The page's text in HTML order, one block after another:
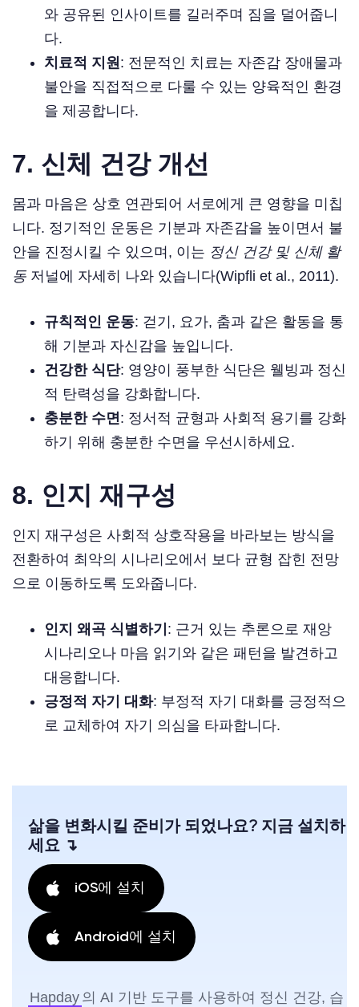
와 공유된 인사이트를 길러주며 짐을 덜어줍니
다.
치료적 지원 : 전문적인 치료는 자존감 장애물과
불안을 직접적으로 다룰 수 있는 양육적인 환경
을 제공합니다.
7. 신체 건강 개선
몸과 마음은 상호 연관되어 서로에게 큰 영향을 미칩
니다. 정기적인 운동은 기분과 자존감을 높이면서 불
안을 진정시킬 수 있으며, 이는 정신 건강 및 신체 활
동 저널에 자세히 나와 있습니다(Wipfli et al., 2011).
규칙적인 운동: 걷기, 요가, 춤과 같은 활동을 통
해 기분과 자신감을 높입니다.
건강한 식단: 영양이 풍부한 식단은 웰빙과 정신
적 탄력성을 강화합니다.
충분한 수면 : 정서적 균형과 사회적 용기를 강화
하기 위해 충분한 수면을 우선시하세요.
8. 인지 재구성
인지 재구성은 사회적 상호작용을 바라보는 방식을
전환하여 최악의 시나리오에서 보다 균형 잡힌 전망
으로 이동하도록 도와줍니다.
인지 왜곡 식별하기 : 근거 있는 추론으로 재앙
시나리오나 마음 읽기와 같은 패턴을 발견하고
대응합니다.
긍정적 자기 대화: 부정적 자기 대화를 긍정적으
로 교체하여 자기 의심을 타파합니다.
삶을 변화시킬 준비가 되었나요? 지금 설치하
세요 ↴
iOS에 설치
Android에 설치
Hapday 의 AI 기반 도구를 사용하여 정신 건강, 습